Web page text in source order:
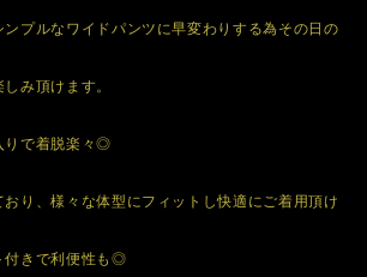
プルなワイドパンツに早変わりする為その日の
み頂けます。
りで着脱楽々◎
り、様々な体型にフィットし快適にご着用頂け
付きで利便性も◎